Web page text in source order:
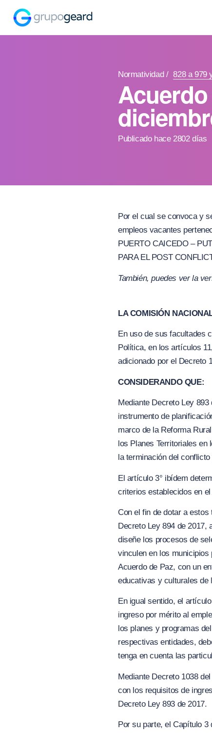
Normatividad / 828 a 979
Acuerdo
Publicado hace 2802 días
Por el cual se convoca y
empleos vacantes
PUERTO CAICEDO –
PARA EL POST
También, puedes ver la
LA COMISIÓN
En uso de sus facultades
Política, en los artículos
adicionado por el Decreto
CONSIDERANDO QUE:
Mediante Decreto Ley
instrumento de
marco de la Reforma
los Planes Territoriales en
la terminación del
El artículo 3° ibídem
criterios establecidos en
Con el fin de dotar a
Decreto Ley 894 de 2017,
diseñe los procesos de
vinculen en los municipios
Acuerdo de Paz, con un
educativas y culturales de
En igual sentido, el artículo
ingreso por mérito al
los planes y programas
respectivas entidades,
tenga en cuenta las
Mediante Decreto 1038
con los requisitos de
Decreto Ley 893 de 2017.
Por su parte, el Capítulo